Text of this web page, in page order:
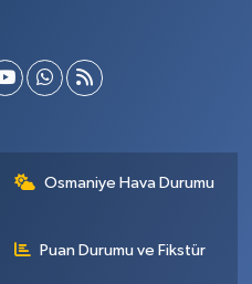
Osmaniye Hava Durumu
Puan Durumu ve Fikstür